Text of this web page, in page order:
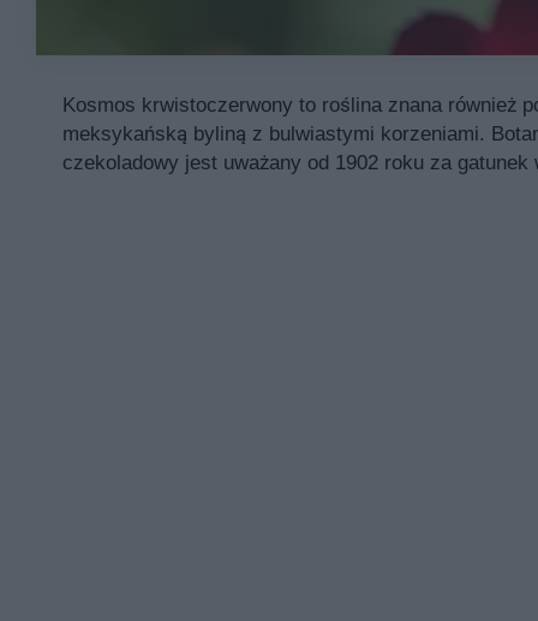
Kosmos krwistoczerwony to roślina znana również
meksykańską byliną z bulwiastymi korzeniami.
czekoladowy jest uważany od 1902 roku za